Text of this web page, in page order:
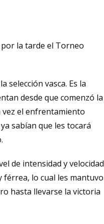
la tarde el Torneo
vasca. Es la
desde que comenzó la
vez el enfrentamiento
sabían que les tocará
de intensidad y velocidad
férrea, lo cual les mantuvo
hasta llevarse la victoria